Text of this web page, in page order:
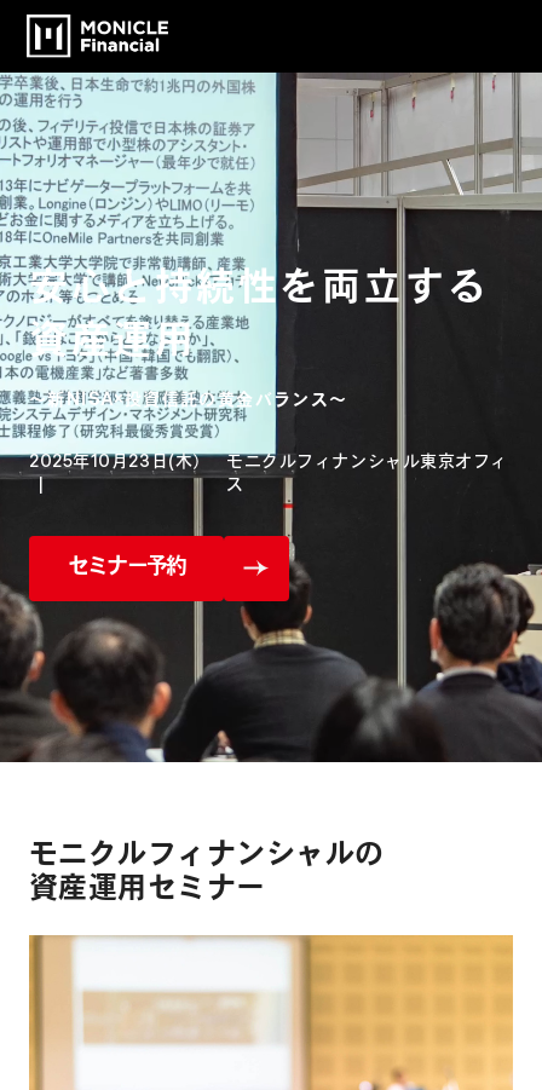
安心と持続性を両立する
資産運用
〜新NISA×投資信託の黄金バランス〜
2025年10月23日(木）
モニクルフィナンシャル東京オフィ
ス
セミナー予約
モニクルフィナンシャルの
資産運用セミナー